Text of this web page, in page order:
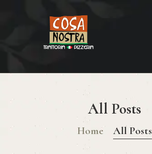
All Posts
Home All Posts
HOME
COSA NOSTRA
MENÚ
RESERVAR
¿CÓMO LLEGAR?
CONTACTO